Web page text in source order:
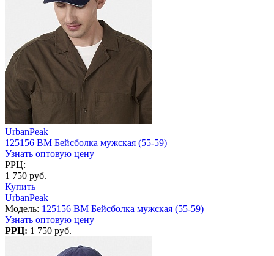
UrbanPeak
125156 BM Бейсболка мужская (55-59)
Узнать оптовую цену
РРЦ:
1 750 руб.
Купить
UrbanPeak
Модель: 125156 BM Бейсболка мужская (55-59)
Узнать оптовую цену
РРЦ: 1 750 руб.